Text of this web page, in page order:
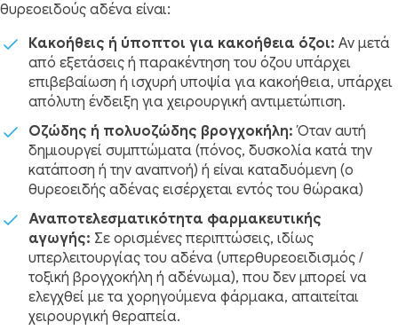
θυρεοειδούς αδένα είναι:
Κακοήθεις ή ύποπτοι για κακοήθεια όζοι: Αν μετά
από εξετάσεις ή παρακέντηση του όζου υπάρχει
επιβεβαίωση ή ισχυρή υποψία για κακοήθεια, υπάρχει
απόλυτη ένδειξη για χειρουργική αντιμετώπιση.
Οζώδης ή πολυοζώδης βρογχοκήλη: Όταν αυτή
δημιουργεί συμπτώματα (πόνος, δυσκολία κατά την
κατάποση ή την αναπνοή) ή είναι καταδυόμενη (ο
θυρεοειδής αδένας εισέρχεται εντός του θώρακα)
Αναποτελεσματικότητα φαρμακευτικής
αγωγής: Σε ορισμένες περιπτώσεις, ιδίως
υπερλειτουργίας του αδένα (υπερθυρεοειδισμός /
τοξική βρογχοκήλη ή αδένωμα), που δεν μπορεί να
ελεγχθεί με τα χορηγούμενα φάρμακα, απαιτείται
χειρουργική θεραπεία.